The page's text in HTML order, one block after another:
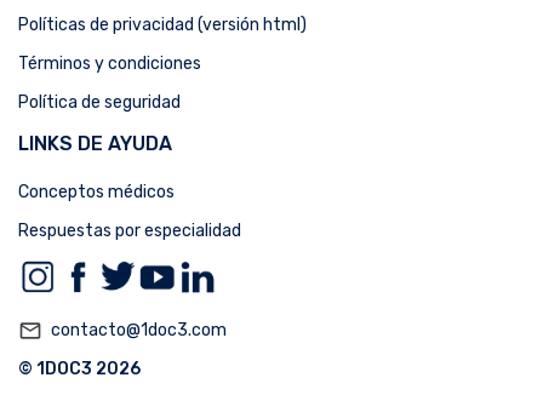
Políticas de privacidad (versión html)
Términos y condiciones
Política de seguridad
LINKS DE AYUDA
Conceptos médicos
Respuestas por especialidad
mail_outline contacto@1doc3.com
© 1DOC3 2026